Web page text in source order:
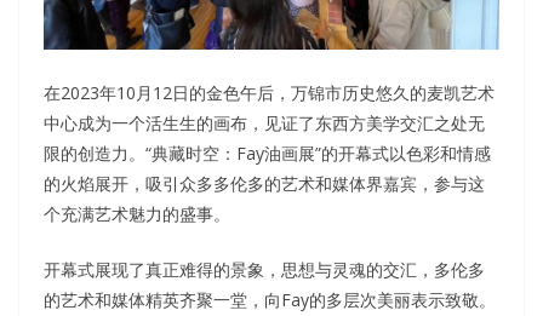
在2023年10月12日的金色午后，万锦市历史悠久的麦凯艺术
中心成为一个活生生的画布，见证了东西方美学交汇之处无
限的创造力。“典藏时空：Fay油画展”的开幕式以色彩和情感
的火焰展开，吸引众多多伦多的艺术和媒体界嘉宾，参与这
个充满艺术魅力的盛事。
开幕式展现了真正难得的景象，思想与灵魂的交汇，多伦多
的艺术和媒体精英齐聚一堂，向Fay的多层次美丽表示致敬。